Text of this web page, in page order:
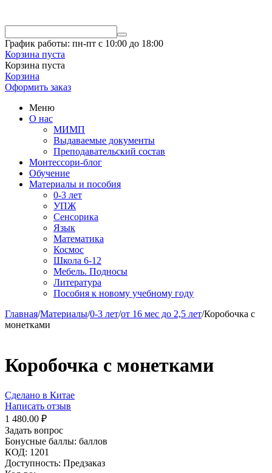
График работы: пн-пт с 10:00 до 18:00
Корзина пуста
Корзина пуста
Корзина
Оформить заказ
Меню
О нас
МИМП
Выдаваемые документы
Преподавательский состав
Монтессори-блог
Обучение
Материалы и пособия
0-3 лет
УПЖ
Сенсорика
Язык
Математика
Космос
Школа 6-12
Мебель. Подносы
Литература
Пособия к новому учебному году
Главная/Материалы/0-3 лет/от 16 мес до 2,5 лет/Коробочка с
монетками
Коробочка с монетками
Сделано в Китае
Написать отзыв
1 480.00 ₽
Задать вопрос
Бонусные баллы: баллов
КОД: 1201
Доступность: Предзаказ